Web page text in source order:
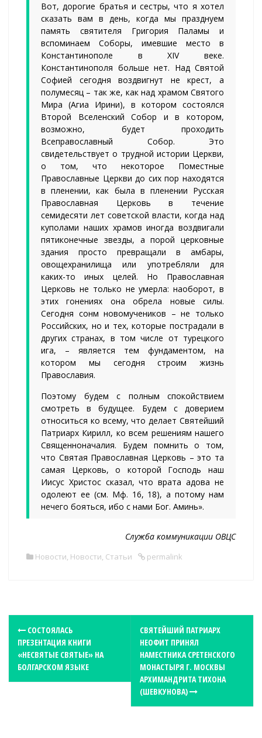
Вот, дорогие братья и сестры, что я хотел
сказать вам в день, когда мы празднуем
память святителя Григория Паламы и
вспоминаем Соборы, имевшие место в
Константинополе в XIV веке.
Константинополя больше нет. Над Святой
Софией сегодня воздвигнут не крест, а
полумесяц – так же, как над храмом Святого
Мира (Агиа Ирини), в котором состоялся
Второй Вселенский Собор и в котором,
возможно, будет проходить
Всеправославный Собор. Это
свидетельствует о трудной истории Церкви,
о том, что некоторое Поместные
Православные Церкви до сих пор находятся
в пленении, как была в пленении Русская
Православная Церковь в течение
семидесяти лет советской власти, когда над
куполами наших храмов иногда воздвигали
пятиконечные звезды, а порой церковные
здания просто превращали в амбары,
овощехранилища или употребляли для
каких-то иных целей. Но Православная
Церковь не только не умерла: наоборот, в
этих гонениях она обрела новые силы.
Сегодня сонм новомучеников – не только
Российских, но и тех, которые пострадали в
других странах, в том числе от турецкого
ига, – является тем фундаментом, на
котором мы сегодня строим жизнь
Православия.
Поэтому будем с полным спокойствием
смотреть в будущее. Будем с доверием
относиться ко всему, что делает Святейший
Патриарх Кирилл, ко всем решениям нашего
Cвященноначалия. Будем помнить о том,
что Святая Православная Церковь – это та
самая Церковь, о которой Господь наш
Иисус Христос сказал, что врата адова не
одолеют ее (см. Мф. 16, 18), а потому нам
нечего бояться, ибо с нами Бог. Аминь».
Служба коммуникации ОВЦС
Новости, Новости, Статьи permalink
t
СОСТОЯЛАСЬ
ПРЕЗЕНТАЦИЯ КНИГИ
«НЕСВЯТЫЕ СВЯТЫЕ» НА
БОЛГАРСКОМ ЯЗЫКЕ
СВЯТЕЙШИЙ ПАТРИАРХ
НЕОФИТ ПРИНЯЛ
НАМЕСТНИКА СРЕТЕНСКОГО
МОНАСТЫРЯ Г. МОСКВЫ
АРХИМАНДРИТА ТИХОНА
(ШЕВКУНОВА)